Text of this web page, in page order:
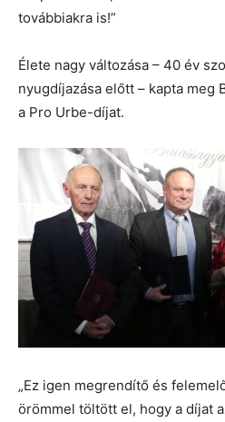
továbbiakra is!”
Élete nagy változása – 40 év
nyugdíjazása előtt – kapta meg
a Pro Urbe-díjat.
„Ez igen megrendítő és
örömmel töltött el, hogy a díjat